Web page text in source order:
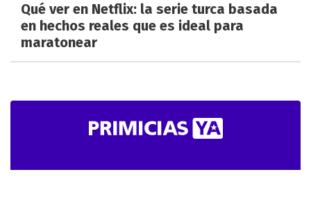
Qué ver en Netflix: la serie turca basada
en hechos reales que es ideal para
maratonear